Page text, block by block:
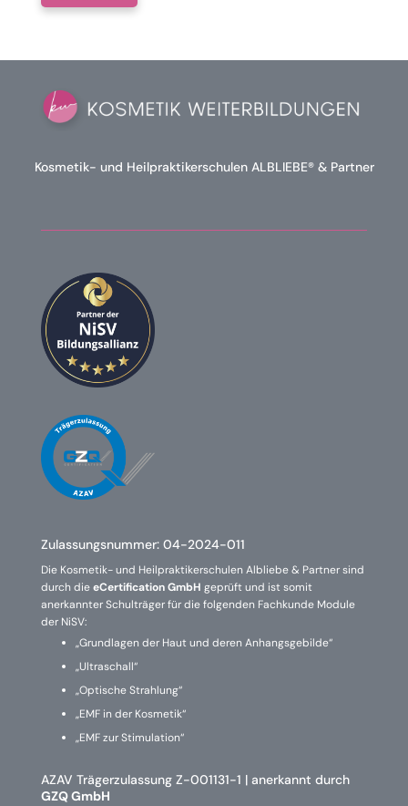
Kosmetik- und Heilpraktikerschulen ALBLIEBE® & Partner
Zulassungsnummer: 04-2024-011
Die Kosmetik- und Heilpraktikerschulen Albliebe & Partner sind
durch dieeCertification GmbH geprüft und ist somit
anerkannter Schulträger für die folgenden Fachkunde Module
der NiSV:
„Grundlagen der Haut und deren Anhangsgebilde“
„Ultraschall“
„Optische Strahlung“
„EMF in der Kosmetik“
„EMF zur Stimulation“
AZAV Trägerzulassung Z-001131-1 | anerkannt durch
GZQ GmbH